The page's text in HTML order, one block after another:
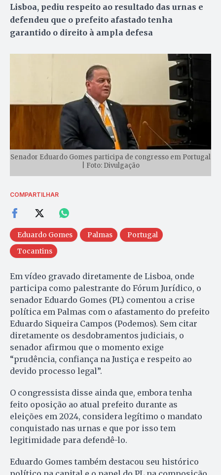
Lisboa, pediu respeito ao resultado das urnas e
defendeu que o prefeito afastado tenha
garantido o direito à ampla defesa
Senador Eduardo Gomes participa de congresso em Portugal
| Foto: Divulgação
COMPARTILHAR
Eduardo Gomes Palmas
Portugal
Tocantins
Em vídeo gravado diretamente de Lisboa, onde
participa como palestrante do Fórum Jurídico, o
senador Eduardo Gomes (PL) comentou a crise
política em Palmas com o afastamento do prefeito
Eduardo Siqueira Campos (Podemos). Sem citar
diretamente os desdobramentos judiciais, o
senador afirmou que o momento exige
“prudência, confiança na Justiça e respeito ao
devido processo legal”.
O congressista disse ainda que, embora tenha
feito oposição ao atual prefeito durante as
eleições em 2024, considera legítimo o mandato
conquistado nas urnas e que por isso tem
legitimidade para defendê-lo.
Eduardo Gomes também destacou seu histórico